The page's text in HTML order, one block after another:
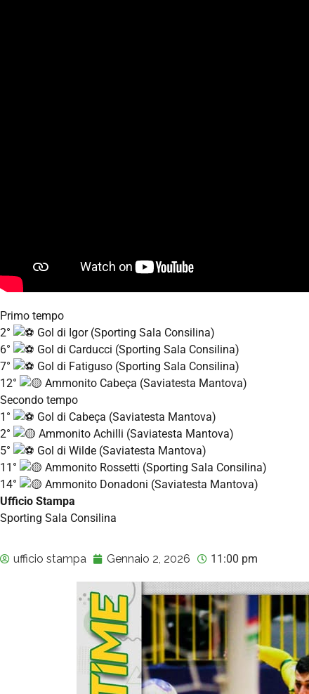
Primo tempo
2°
Gol di Igor (Sporting Sala Consilina)
6°
Gol di Carducci (Sporting Sala Consilina)
7°
Gol di Fatiguso (Sporting Sala Consilina)
12°
Ammonito Cabeça (Saviatesta Mantova)
Secondo tempo
1°
Gol di Cabeça (Saviatesta Mantova)
2°
Ammonito Achilli (Saviatesta Mantova)
5°
Gol di Wilde (Saviatesta Mantova)
11°
Ammonito Rossetti (Sporting Sala Consilina)
14°
Ammonito Donadoni (Saviatesta Mantova)
Ufficio Stampa
Sporting Sala Consilina
ufficio stampa Gennaio 2, 2026 11:00 pm